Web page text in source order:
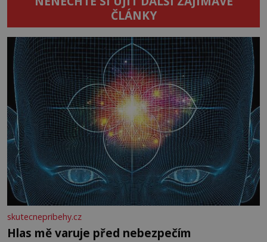
ČLÁNKY
skutecnepribehy.cz
Hlas mě varuje před nebezpečím